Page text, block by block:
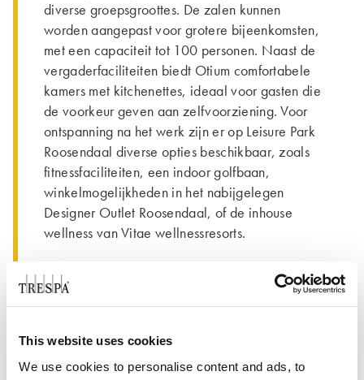
This website uses cookies
We use cookies to personalise content and ads, to
diverse groepsgroottes. De zalen kunnen
worden aangepast voor grotere bijeenkomsten,
met een capaciteit tot 100 personen. Naast de
vergaderfaciliteiten biedt Otium comfortabele
kamers met kitchenettes, ideaal voor gasten die
de voorkeur geven aan zelfvoorziening. Voor
ontspanning na het werk zijn er op Leisure Park
Roosendaal diverse opties beschikbaar, zoals
fitnessfaciliteiten, een indoor golfbaan,
winkelmogelijkheden in het nabijgelegen
Designer Outlet Roosendaal, of de inhouse
wellness van Vitae wellnessresorts.
snelwegen A58 en A17 en het bedrijventerrein
de Borchwerf, zorgt voor uitstekende
gratis parkeren op het Leisure Park of de
betaalde parkeerplaats naast het hotel. Dit